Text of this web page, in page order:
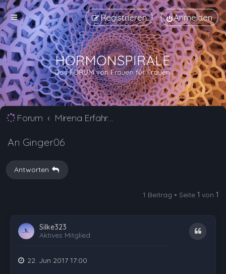
Anmelden
Registrieren
Forum Mirena Erfahrungsberichte und Nebenwirkungen
An Ginger06
Antworten
1 Beitrag • Seite 1 von 1
Silke323
Aktives Mitglied
Zitat
22. Jun 2017 17:00